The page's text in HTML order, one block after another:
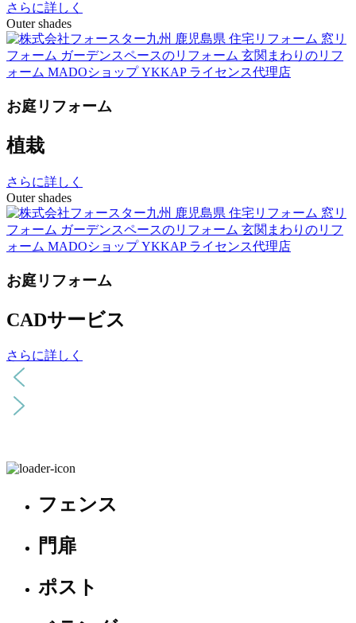
さらに詳しく
Outer shades
お庭リフォーム
植栽
さらに詳しく
Outer shades
お庭リフォーム
CADサービス
さらに詳しく
フェンス
門扉
ポスト